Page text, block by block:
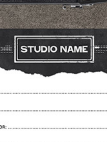
de Joyas Datos de